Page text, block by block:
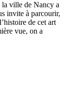
la ville de Nancy a
invite à parcourir,
de cet art
vue, on a